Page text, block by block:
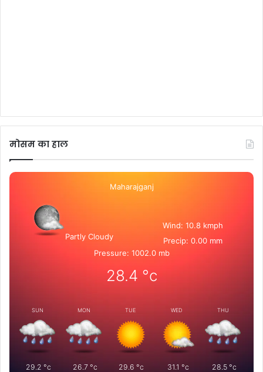
मोसम का हाल
Maharajganj
Partly Cloudy
Wind: 10.8 kmph
Precip: 0.00 mm
Pressure: 1002.0 mb
28.4 °c
SUN
29.2 °c
MON
26.7°c
TUE
29.6 °c
WED
31.1 °c
THU
28.5 °c